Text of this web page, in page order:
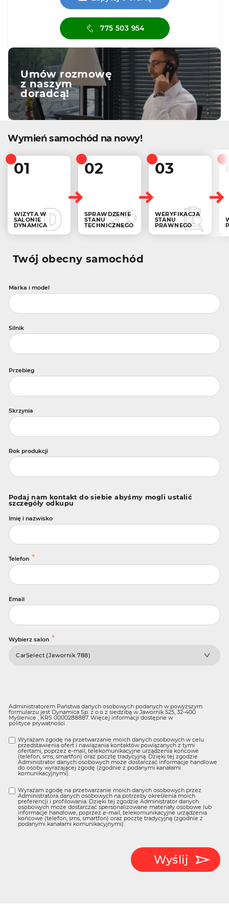
775 503 954
Umów rozmowę
z naszym
doradcą!
Wymień samochód na nowy!
01
WIZYTA W
SALONIE
DYNAMICA
02
SPRAWDZENIE
STANU
TECHNICZNEGO
03
WERYFIKACJA
STANU
PRAWNEGO
Twój obecny samochód
Marka i model
Silnik
Przebieg
Skrzynia
Rok produkcji
Podaj nam kontakt do siebie abyśmy mogli ustalić
szczegóły odkupu
Imię i nazwisko
Telefon *
Email
Wybierz salon *
Administratorem Państwa danych osobowych podanych w powyższym
formularzu jest Dynamica Sp. z o.o z siedzibą w Jawornik 525, 32-400
Myślenice , KRS 0000288887. Więcej informacji dostępne w
polityce prywatności
Wyrażam zgodę na przetwarzanie moich danych osobowych w celu
przedstawienia ofert i nawiązania kontaktów powiązanych z tymi
ofertami, poprzez e-mail, telekomunikacyjne urządzenia końcowe
(telefon, sms, smartfon) oraz pocztę tradycyjną. Dzięki tej zgodzie
Administrator danych osobowych może dostarczać informacje handlowe
do osoby wyrażającej zgodę (zgodnie z podanymi kanałami
komunikacyjnymi).
Wyrażam zgodę na przetwarzanie moich danych osobowych przez
Administratora danych osobowych na potrzeby określenia moich
preferencji i profilowania. Dzięki tej zgodzie Administrator danych
osobowych może dostarczać spersonalizowane materiały osobowe lub
informacje handlowe, poprzez e-mail, telekomunikacyjne urządzenia
końcowe (telefon, sms, smartfon) oraz pocztę tradycyjną (zgodnie z
podanymi kanałami komunikacyjnymi).
Wyślij